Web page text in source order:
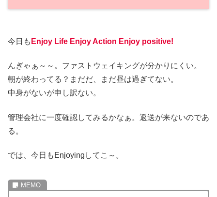
今日も Enjoy Life Enjoy Action Enjoy positive!
んぎゃぁ～～。ファストウェイキングが分かりにくい。
朝が終わってる？まだだ、まだ昼は過ぎてない。
中身がないが申し訳ない。
管理会社に一度確認してみるかなぁ。返送が来ないのであ
る。
では、今日もEnjoyingしてこ～。